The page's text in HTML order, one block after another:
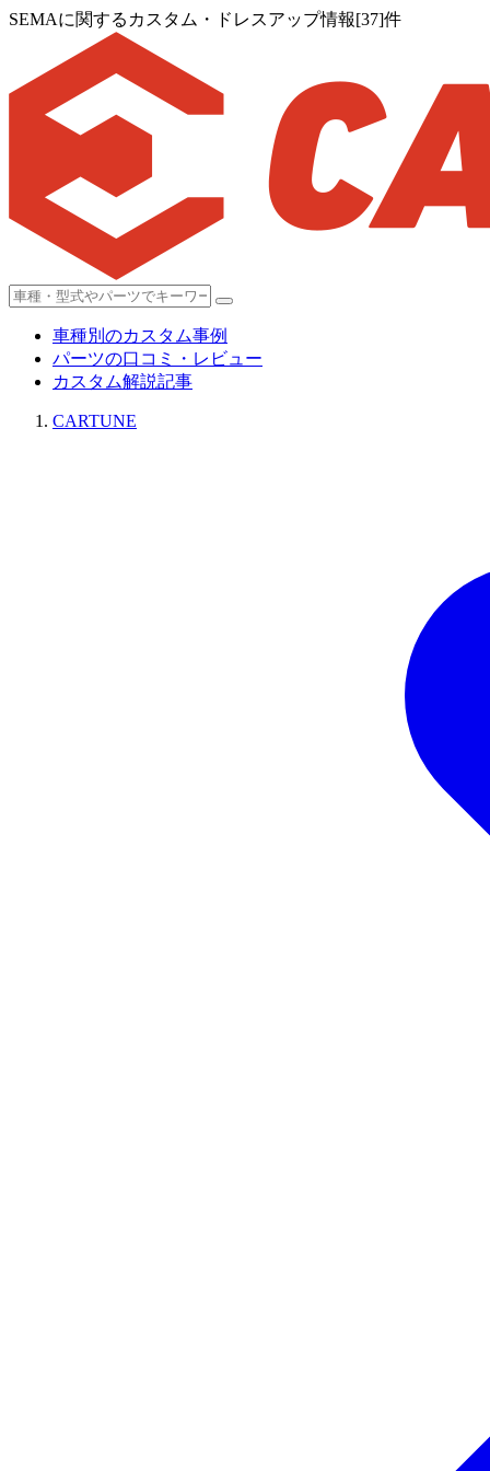
SEMAに関するカスタム・ドレスアップ情報[37]件
車種別のカスタム事例
パーツの口コミ・レビュー
カスタム解説記事
CARTUNE